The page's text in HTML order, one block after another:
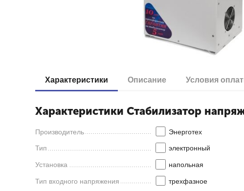
Характеристики Описание Условия
Характеристики Стабилизатор
Производитель Энерготех
Тип электронный
Установка напольная
Тип входного напряжения трехфазное